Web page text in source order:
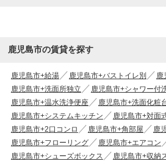
鹿児島市の賃貸を探す
鹿児島市+給湯 鹿児島市+バストイレ別
鹿
鹿児島市+洗面所独立
鹿児島市+シャワー付
鹿児島市+温水洗浄便座
鹿児島市+洗面化粧
鹿児島市+システムキッチン
鹿児島市+対面
鹿児島市+2口コンロ
鹿児島市+角部屋
鹿
鹿児島市+フローリング
鹿児島市+エアコン
鹿児島市+シューズボックス
鹿児島市+収納